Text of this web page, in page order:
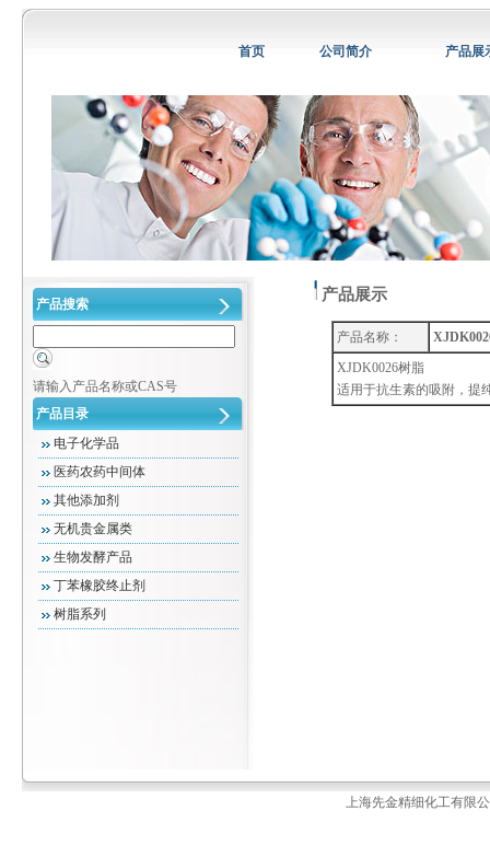
首页 公司简介 产品展
产品搜索
请输入产品名称或CAS号
产品目录
电子化学品
医药农药中间体
其他添加剂
无机贵金属类
生物发酵产品
丁苯橡胶终止剂
树脂系列
产品展示
产品名称：
XJDK0026树脂
适用于抗生素的吸附，提
上海先金精细化工有限